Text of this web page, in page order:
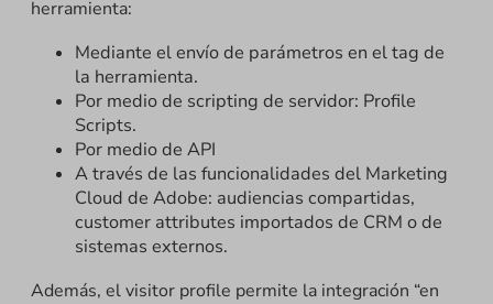
herramienta:
Mediante el envío de parámetros en el tag de
la herramienta.
Por medio de scripting de servidor: Profile
Scripts.
Por medio de API
A través de las funcionalidades del Marketing
Cloud de Adobe: audiencias compartidas,
customer attributes importados de CRM o de
sistemas externos.
Además, el visitor profile permite la integración “en